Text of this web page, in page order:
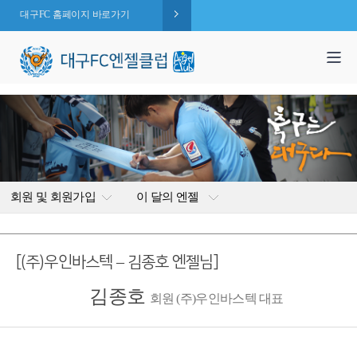
대구FC 홈페이지 바로가기
회원 및 회원가입 이 달의 엔젤
[(주)우인바스텍 – 김종호 엔젤님]
김종호 회원 (주)우인바스텍 대표